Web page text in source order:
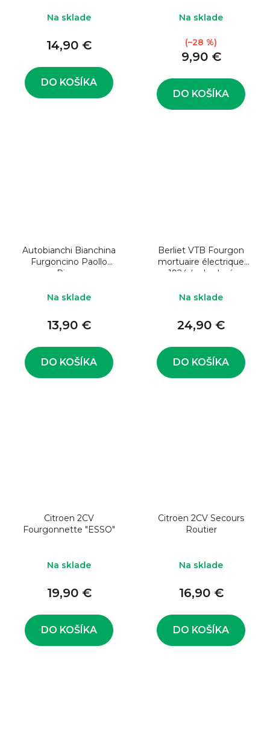
Na sklade
14,90 €
DO KOŠÍKA
Na sklade
9,90 €
(–28 %)
DO KOŠÍKA
Autobianchi Bianchina
Furgoncino Paollo
Pigna
Na sklade
13,90 €
DO KOŠÍKA
Berliet VTB Fourgon
mortuaire électrique
1924 (pohrebné
Na sklade
24,90 €
DO KOŠÍKA
Citroen 2CV
Fourgonnette "ESSO"
Na sklade
19,90 €
DO KOŠÍKA
Citroen 2CV Secours
Routier
Na sklade
16,90 €
DO KOŠÍKA